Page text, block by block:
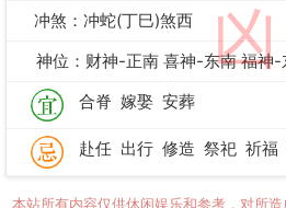
凶
冲煞：冲蛇(丁巳)煞西
神位：财神-正南 喜神-东南 福神
合脊 嫁娶 安葬
赴任 出行 修造 祭祀 祈福
本站所有内容仅供休闲娱乐和参考，对所